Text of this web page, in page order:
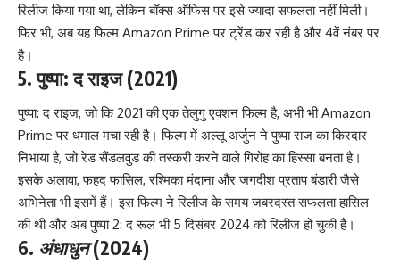
रिलीज किया गया था, लेकिन बॉक्स ऑफिस पर इसे ज्यादा सफलता नहीं मिली।
फिर भी, अब यह फिल्म Amazon Prime पर ट्रेंड कर रही है और 4वें नंबर पर
है।
5.पुष्पा: द राइज(2021)
पुष्पा: द राइज, जो कि 2021 की एक तेलुगु एक्शन फिल्म है, अभी भी Amazon
Prime पर धमाल मचा रही है। फिल्म में अल्लू अर्जुन ने पुष्पा राज का किरदार
निभाया है, जो रेड सैंडलवुड की तस्करी करने वाले गिरोह का हिस्सा बनता है।
इसके अलावा, फहद फासिल, रश्मिका मंदाना और जगदीश प्रताप बंडारी जैसे
अभिनेता भी इसमें हैं। इस फिल्म ने रिलीज के समय जबरदस्त सफलता हासिल
की थी और अब पुष्पा 2: द रूल भी 5 दिसंबर 2024 को रिलीज हो चुकी है।
6. अंधाधुन(2024)